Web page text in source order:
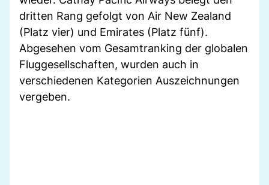
dritten Rang gefolgt von Air New Zealand
(Platz vier) und Emirates (Platz fünf).
Abgesehen vom Gesamtranking der globalen
Fluggesellschaften, wurden auch in
verschiedenen Kategorien Auszeichnungen
vergeben.